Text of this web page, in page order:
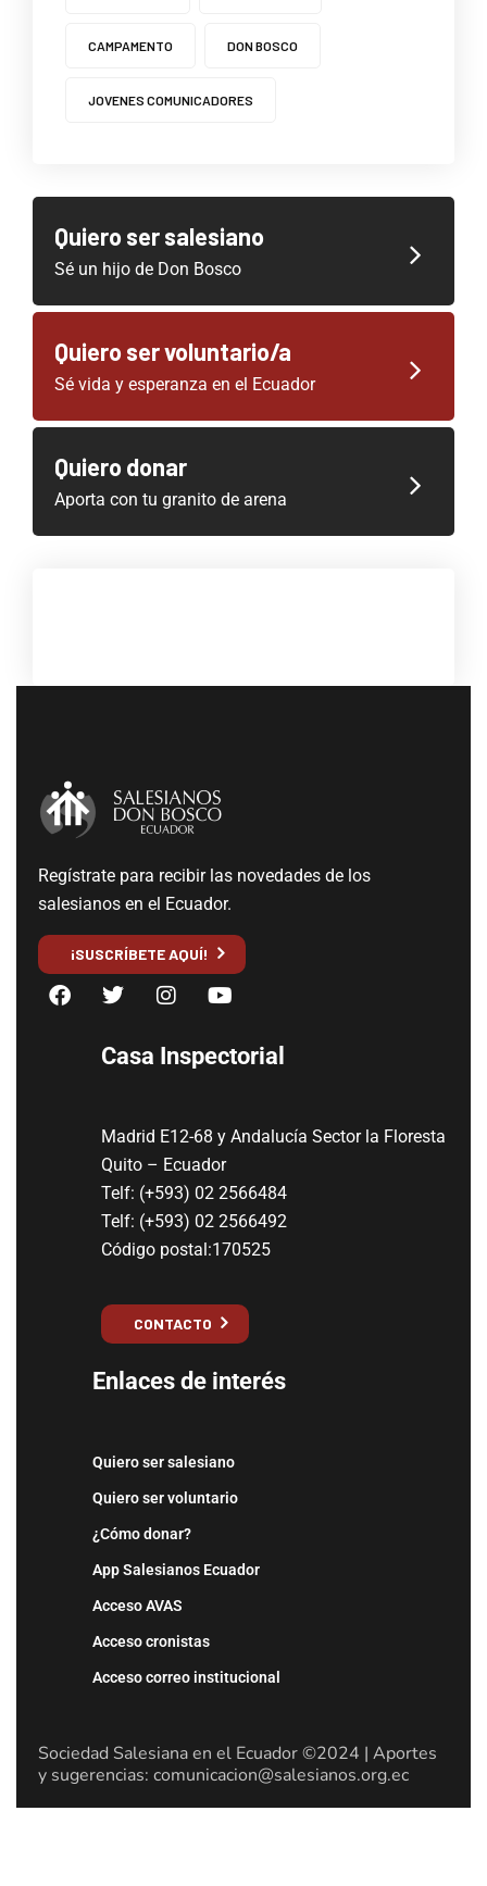
CAMPAMENTO DON BOSCO
JOVENES COMUNICADORES
Quiero ser salesiano
Sé un hijo de Don Bosco
Quiero ser voluntario/a
Sé vida y esperanza en el Ecuador
Quiero donar
Aporta con tu granito de arena
Regístrate para recibir las novedades de los
salesianos en el Ecuador.
¡SUSCRÍBETE AQUÍ!
Casa Inspectorial
Madrid E12-68 y Andalucía Sector la Floresta
Quito – Ecuador
Telf: (+593) 02 2566484
Telf: (+593) 02 2566492
Código postal:170525
CONTACTO
Enlaces de interés
Quiero ser salesiano
Quiero ser voluntario
¿Cómo donar?
App Salesianos Ecuador
Acceso AVAS
Acceso cronistas
Acceso correo institucional
Sociedad Salesiana en el Ecuador ©2024 | Aportes
y sugerencias: comunicacion@salesianos.org.ec